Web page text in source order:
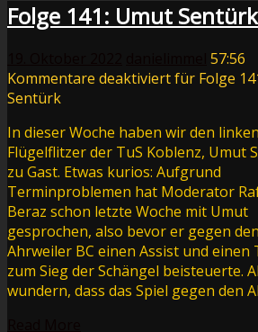
Folge 141: Umut Sentürk
57:56
Kommentare deaktiviertfür Folge
Sentürk
In dieser Woche haben wir den linken
Flügelflitzer der TuS Koblenz, Umut
zu Gast. Etwas kurios: Aufgrund
Terminproblemen hat Moderator
Beraz schon letzte Woche mit Umut
gesprochen, also bevor er gegen den
Ahrweiler BC einen Assist und einen
zum Sieg der Schängel beisteuerte.
wundern, dass das Spiel gegen den